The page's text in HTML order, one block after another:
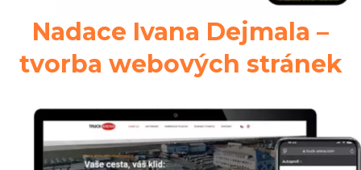
Nadace Ivana Dejmala –
tvorba webových stránek